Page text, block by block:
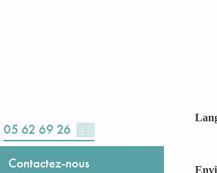
05 62 69 26 ▒▒
Contactez-nous